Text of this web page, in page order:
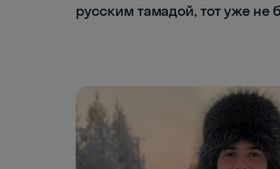
русским тамадой, тот уже не